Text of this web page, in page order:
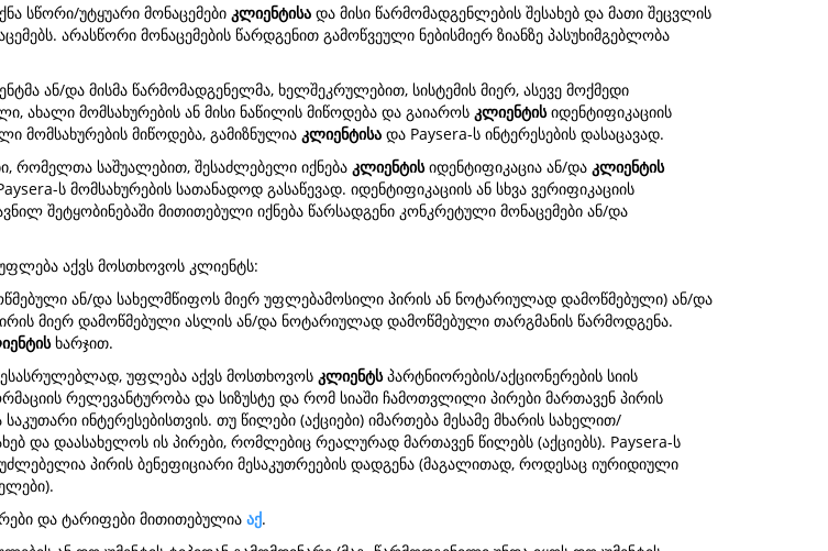
სწორი/უტყუარი მონაცემები კლიენტისა და მისი წარმომადგენლების შესახებ და მათი შეცვლის
არასწორი მონაცემების წარდგენით გამოწვეული ნებისმიერ ზიანზე პასუხიმგებლობა
ან/და მისმა წარმომადგენელმა, ხელშეკრულებით, სისტემის მიერ, ასევე მოქმედი
მომსახურების ან მისი ნაწილის მიწოდება და გაიაროს კლიენტისიდენტიფიკაციის
მომსახურების მიწოდება, გამიზნულია კლიენტისა და Paysera-ს ინტერესების დასაცავად.
რომელთა საშუალებით, შესაძლებელი იქნება კლიენტისიდენტიფიკაცია ან/და კლიენტის
ს მომსახურების სათანადოდ გასაწევად. იდენტიფიკაციის ან სხვა ვერიფიკაციის
შეტყობინებაში მითითებული იქნება წარსადგენი კონკრეტული მონაცემები ან/და
აქვს მოსთხოვოს კლიენტს:
ან/და სახელმწიფოს მიერ უფლებამოსილი პირის ან ნოტარიულად დამოწმებული) ან/და
მიერ დამოწმებული ასლის ან/და ნოტარიულად დამოწმებული თარგმანის წარმოდგენა.
ხარჯით.
უფლება აქვს მოსთხოვოს კლიენტსპარტნიორების/აქციონერების სიის
რელევანტურობა და სიზუსტე და რომ სიაში ჩამოთვლილი პირები მართავენ პირის
ინტერესებისთვის. თუ წილები (აქციები) იმართება მესამე მხარის სახელით/
და დაასახელოს ის პირები, რომლებიც რეალურად მართავენ წილებს (აქციებს). Paysera-ს
პირის ბენეფიციარი მესაკუთრეების დადგენა (მაგალითად, როდესაც იურიდიული
და ტარიფები მითითებულია აქ.